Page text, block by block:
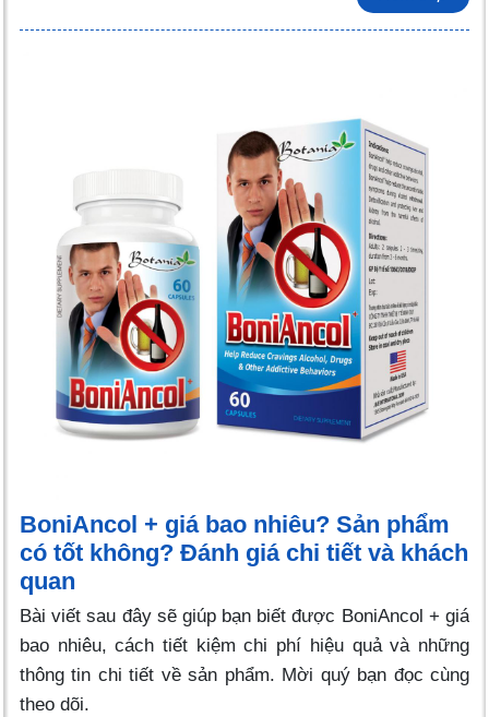
BoniAncol + giá bao nhiêu? Sản phẩm
có tốt không? Đánh giá chi tiết và khách
quan
Bài viết sau đây sẽ giúp bạn biết được BoniAncol + giá
bao nhiêu, cách tiết kiệm chi phí hiệu quả và những
thông tin chi tiết về sản phẩm. Mời quý bạn đọc cùng
theo dõi.